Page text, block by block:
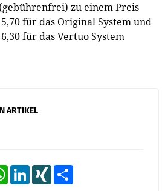
zu einem Preis
für das Original System und
für das Vertuo System
ARTIKEL
WhatsAppLinkedInXING